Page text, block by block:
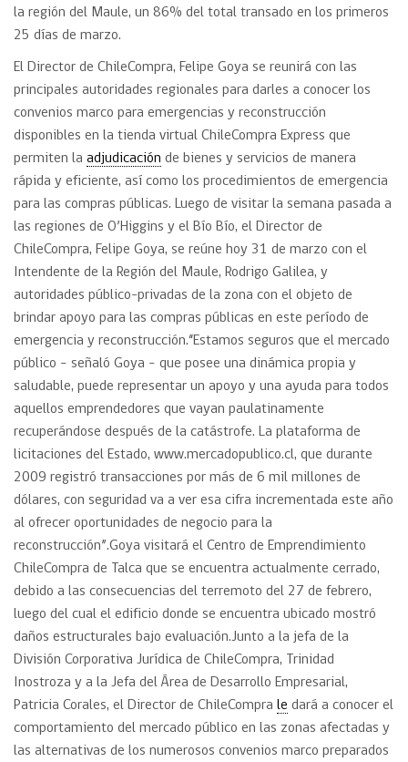
la región del Maule, un 86% del total transado en los primeros
25 días de marzo.
El Director de ChileCompra, Felipe Goya se reunirá con las
principales autoridades regionales para darles a conocer los
convenios marco para emergencias y reconstrucción
disponibles en la tienda virtual ChileCompra Express que
permiten la adjudicación de bienes y servicios de manera
rápida y eficiente, así como los procedimientos de emergencia
para las compras públicas. Luego de visitar la semana pasada a
las regiones de O’Higgins y el Bío Bío, el Director de
ChileCompra, Felipe Goya, se reúne hoy 31 de marzo con el
Intendente de la Región del Maule, Rodrigo Galilea, y
autoridades público-privadas de la zona con el objeto de
brindar apoyo para las compras públicas en este período de
emergencia y reconstrucción.“Estamos seguros que el mercado
público – señaló Goya – que posee una dinámica propia y
saludable, puede representar un apoyo y una ayuda para todos
aquellos emprendedores que vayan paulatinamente
recuperándose después de la catástrofe. La plataforma de
licitaciones del Estado, www.mercadopublico.cl, que durante
2009 registró transacciones por más de 6 mil millones de
dólares, con seguridad va a ver esa cifra incrementada este año
al ofrecer oportunidades de negocio para la
reconstrucción”.Goya visitará el Centro de Emprendimiento
ChileCompra de Talca que se encuentra actualmente cerrado,
debido a las consecuencias del terremoto del 27 de febrero,
luego del cual el edificio donde se encuentra ubicado mostró
daños estructurales bajo evaluación.Junto a la jefa de la
División Corporativa Jurídica de ChileCompra, Trinidad
Inostroza y a la Jefa del Área de Desarrollo Empresarial,
Patricia Corales, el Director de ChileCompra le dará a conocer el
comportamiento del mercado público en las zonas afectadas y
las alternativas de los numerosos convenios marco preparados